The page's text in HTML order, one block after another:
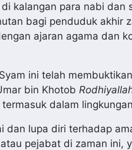
kalangan para nabi dan
bagi penduduk akhir
ajaran agama dan
ini telah
bin Khotob
dalam
dan lupa diri terhadap
pejabat di zaman ini,